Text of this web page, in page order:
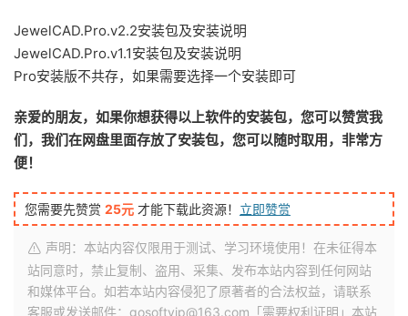
JewelCAD.Pro.v2.2安装包及安装说明
JewelCAD.Pro.v1.1安装包及安装说明
Pro安装版不共存，如果需要选择一个安装即可
亲爱的朋友，如果你想获得以上软件的安装包，您可以赞赏我
们，我们在网盘里面存放了安装包，您可以随时取用，非常方
便！
您需要先赞赏 25元 才能下载此资源！ 立即赞赏
声明：本站内容仅限用于测试、学习环境使用！在未征得本
站同意时，禁止复制、盗用、采集、发布本站内容到任何网站
和媒体平台。如若本站内容侵犯了原著者的合法权益，请联系
客服或发送邮件：gosoftvip@163.com「需要权利证明」本站